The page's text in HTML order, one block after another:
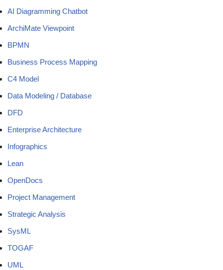
AI Diagramming Chatbot
ArchiMate Viewpoint
BPMN
Business Process Mapping
C4 Model
Data Modeling / Database
DFD
Enterprise Architecture
Infographics
Lean
OpenDocs
Project Management
Strategic Analysis
SysML
TOGAF
UML